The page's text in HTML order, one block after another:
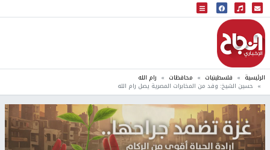
البث المباشر
إذاعة النجاح
الرئيسية فلسطينيات محافظات رام الله
حسين الشيخ: وفد من المخابرات المصرية يصل رام الله